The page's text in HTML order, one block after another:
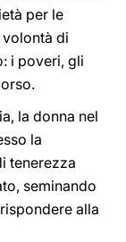
per le
di
i poveri, gli
la donna nel
la
tenerezza
seminando
alla